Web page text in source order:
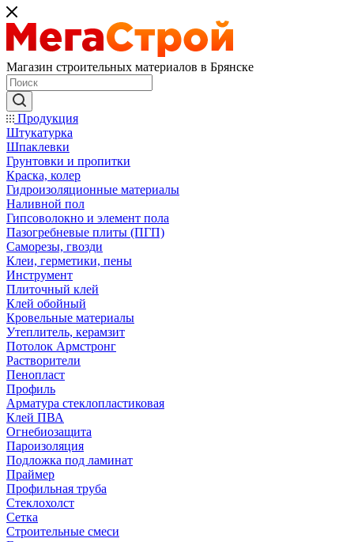
Магазин строительных материалов в Брянске
Продукция
Штукатурка
Шпаклевки
Грунтовки и пропитки
Краска, колер
Гидроизоляционные материалы
Наливной пол
Гипсоволокно и элемент пола
Пазогребневые плиты (ПГП)
Саморезы, гвозди
Клеи, герметики, пены
Инструмент
Плиточный клей
Клей обойный
Кровельные материалы
Утеплитель, керамзит
Потолок Армстронг
Растворители
Пенопласт
Профиль
Арматура стеклопластиковая
Клей ПВА
Огнебиозащита
Пароизоляция
Подложка под ламинат
Праймер
Профильная труба
Стеклохолст
Сетка
Строительные смеси